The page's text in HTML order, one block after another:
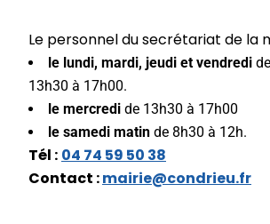
Le personnel du secrétariat de la
le lundi, mardi, jeudi et vendredi
13h30 à 17h00.
le mercredi de 13h30 à 17h00
le samedi matin de 8h30 à 12h.
Tél : 04 74 59 50 38
Contact :mairie@condrieu.fr